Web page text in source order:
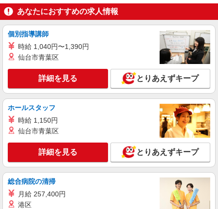
費支給／当社規定あり。
茨城県土浦市 【駐車場完備】国道125号線近く
／車通勤OK
詳細を見る
アルバイト パート
ケンタッキーフライドチキン 土浦ピアタウン店
カウンター・キッチンスタッフ ＜優先募集日
時＞土日祝 フルタイム
茨城県土浦市真鍋新町18-13カスミピアタウン
キープ 詳細を見る
アルバイト パート
ケンタッキーフライドチキン 土浦ピアタウン店
カウンター・キッチンスタッフ ＜優先募集日
時＞土日祝 フルタイム
あなたにおすすめの求人情報
個別指導講師
時給 1,040円〜1,390円
仙台市青葉区
詳細を見る とりあえずキープ
ホールスタッフ
時給 1,150円
仙台市青葉区
詳細を見る とりあえずキープ
総合病院の清掃
月給 257,400円
港区